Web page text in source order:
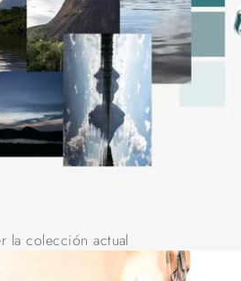
la colección actual